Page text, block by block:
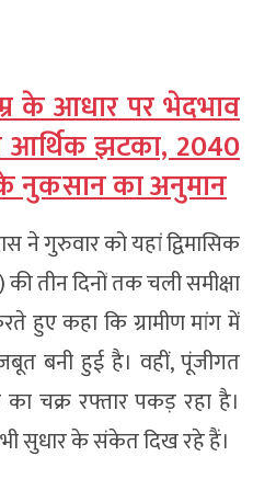
के आधार पर भेदभाव
आर्थिक झटका, 2040
नुकसान का अनुमान
ने गुरुवार को यहां द्विमासिक
की तीन दिनों तक चली समीक्षा
हुए कहा कि ग्रामीण मांग में
बनी हुई है। वहीं, पूंजीगत
चक्र रफ्तार पकड़ रहा है।
भी सुधार के संकेत दिख रहे हैं।